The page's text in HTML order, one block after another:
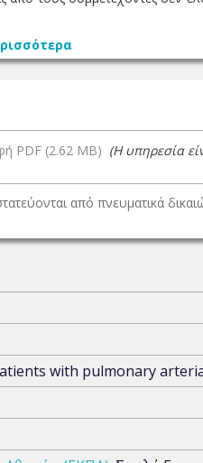
PDF (2.62 MB) (Η υπηρεσία
από πνευματικά
with pulmonary